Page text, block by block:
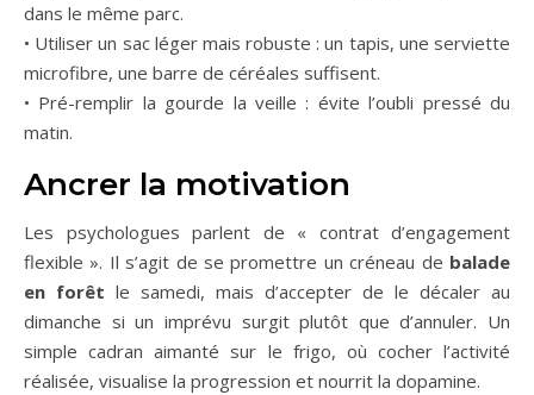
dans le même parc.
• Utiliser un sac léger mais robuste : un tapis, une serviette
microfibre, une barre de céréales suffisent.
• Pré-remplir la gourde la veille : évite l’oubli pressé du
matin.
Ancrer la motivation
Les psychologues parlent de « contrat d’engagement
flexible ». Il s’agit de se promettre un créneau de balade
en forêt le samedi, mais d’accepter de le décaler au
dimanche si un imprévu surgit plutôt que d’annuler. Un
simple cadran aimanté sur le frigo, où cocher l’activité
réalisée, visualise la progression et nourrit la dopamine.